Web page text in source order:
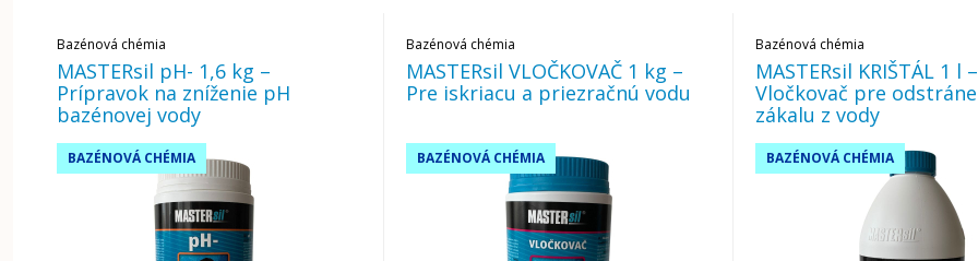
Bazénová chémia
MASTERsil pH- 1,6 kg –
Prípravok na zníženie pH
bazénovej vody
BAZÉNOVÁ CHÉMIA
Bazénová chémia
MASTERsil VLOČKOVAČ 1 kg –
Pre iskriacu a priezračnú vodu
BAZÉNOVÁ CHÉMIA
Bazénová chémia
MASTERsil KRIŠTÁL 1 l –
Vločkovač pre
zákalu z vody
BAZÉNOVÁ CHÉMIA